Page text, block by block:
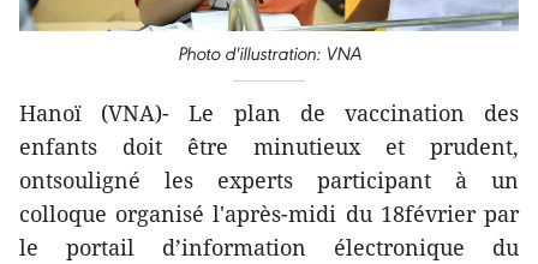
Photo d'illustration: VNA
Hanoï (VNA)- Le plan de vaccination des
enfants doit être minutieux et prudent,
ontsouligné les experts participant à un
colloque organisé l'après-midi du 18février par
le portail d’information électronique du